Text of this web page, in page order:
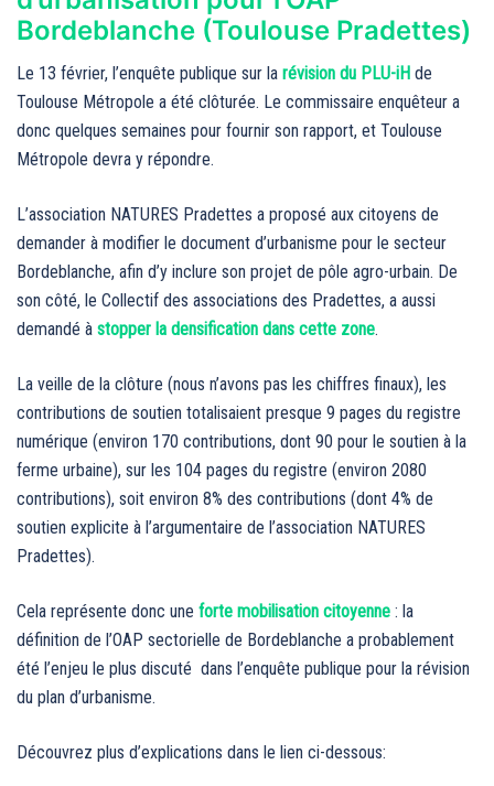
Bordeblanche (Toulouse Pradettes)
Le 13 février, l’enquête publique sur la révision du PLU-iH de
Toulouse Métropole a été clôturée. Le commissaire enquêteur a
donc quelques semaines pour fournir son rapport, et Toulouse
Métropole devra y répondre.
L’association NATURES Pradettes a proposé aux citoyens de
demander à modifier le document d’urbanisme pour le secteur
Bordeblanche, afin d’y inclure son projet de pôle agro-urbain. De
son côté, le Collectif des associations des Pradettes, a aussi
demandé à stopper la densification dans cette zone.
La veille de la clôture (nous n’avons pas les chiffres finaux), les
contributions de soutien totalisaient presque 9 pages du registre
numérique (environ 170 contributions, dont 90 pour le soutien à la
ferme urbaine), sur les 104 pages du registre (environ 2080
contributions), soit environ 8% des contributions (dont 4% de
soutien explicite à l’argumentaire de l’association NATURES
Pradettes).
Cela représente donc une forte mobilisation citoyenne : la
définition de l’OAP sectorielle de Bordeblanche a probablement
été l’enjeu le plus discuté dans l’enquête publique pour la révision
du plan d’urbanisme.
Découvrez plus d’explications dans le lien ci-dessous: